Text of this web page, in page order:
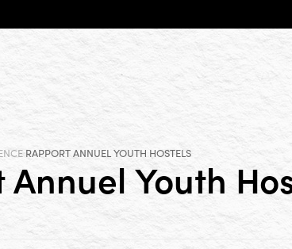
RAPPORT ANNUEL YOUTH HOSTELS
AnnuelYouth